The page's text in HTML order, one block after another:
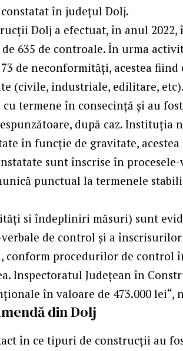
în judeţul Dolj.
Dolj a efectuat, în anul
635 de controale. În urma
de neconformități, acestea fiind
(civile, industriale, edilitare,
termene în consecință și au
după caz. lnstituția
în funcție de gravitate,
sunt înscrise în
punctual la termenele
si îndepliniri măsuri) sunt
de control și a
procedurilor de control
lnspectoratul Județean în
în valoare de 473.000 lei“,
din Dolj
în ce tipuri de construcţii au